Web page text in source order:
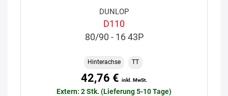
DUNLOP
D110
80/90 - 16 43P
Hinterachse TT
42,76 € inkl. MwSt.
Extern: 2 Stk. (Lieferung 5-10 Tage)